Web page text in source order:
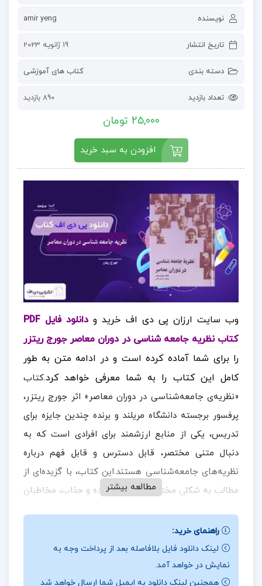
نویسنده amir yeng
تاریخ انتشار 19 ژانویه 2023
دسته بندی کتاب های آموزشی
تعداد بازدید 890 بازدید
25,000 تومان
افزودن به سبد خرید
وب سایت ارزان پی دی اف خرید و
دانلود فایل PDF
کتاب نظریه جامعه شناسی در دوران معاصر جورج ریتزر
را برای شما آماده کرده است و در ادامه متن به طور
کامل این کتاب را به شما معرفی خواهد کرد.کتاب
«نظریه‌ی جامعه‌شناسی در دوران معاصر» اثر جورج ریتزر،
پرفسور برجسته دانشگاه مریلند و برنده چندین جایزه برای
تدریس، یکی از منابع ارزشمند برای افرادی است که به
دنبال متنی مختصر، قابل دسترس و قابل فهم درباره
نظریه‌های جامعه‌شناسی هستند.این کتاب، با گزیده‌ای از
مطالب به شکلی مختصر، جامع، آموزنده و جذاب، مخاطبان
دی افباشید.
نقد و بررسی کتاب نظریه جامعه شناسی در دوران
معاصر جورج ریتزر:
مطالعه بیشتر
راهنمای خرید:
لینک دانلود فایل بلافاصله بعد از پرداخت وجه به
نمایش در خواهد آمد.
همچنین لینک دانلود به ایمیل شما ارسال خواهد شد